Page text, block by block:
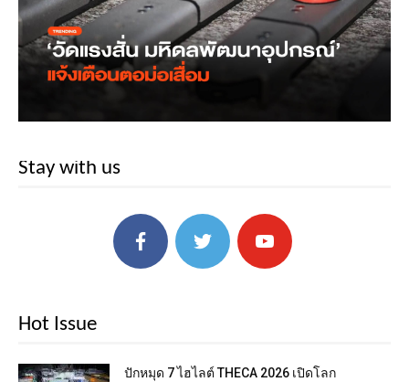
Stay with us
Hot Issue
ปักหมุด 7 ไฮไลต์ THECA 2026 เปิดโลก